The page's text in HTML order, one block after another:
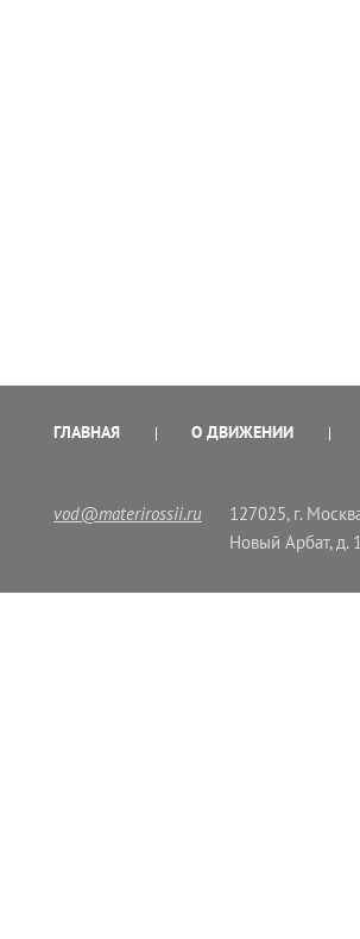
ГЛАВНАЯ О ДВИЖЕНИИ
vod@materirossii.ru
127025, г.
Новый Арбат, д.